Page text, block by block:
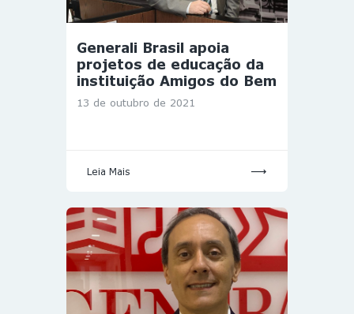
Generali Brasil apoia
projetos de educação da
instituição Amigos do Bem
13 de outubro de 2021
Leia Mais